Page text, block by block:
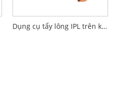
Dụng cụ tẩy lông IPL trên khuôn mặt